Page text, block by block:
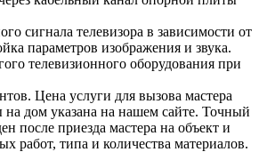
сигнала телевизора в зависимости от
параметров изображения и звука.
телевизионного оборудования при
Цена услуги для вызова мастера
дом указана на нашем сайте. Точный
после приезда мастера на объект и
работ, типа и количества материалов.